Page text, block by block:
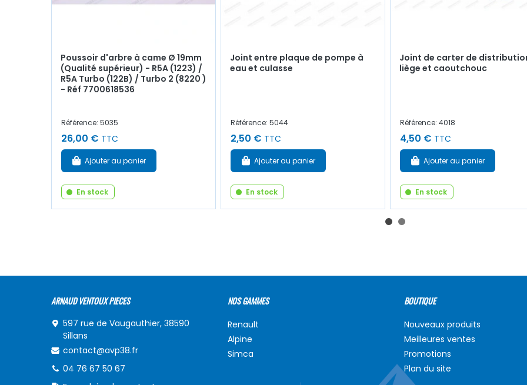
Poussoir d'arbre à came Ø 19mm
(Qualité supérieur) - R5A (1223) /
R5A Turbo (122B) / Turbo 2 (8220 )
- Réf 7700618536
Référence: 5035
26,00 € TTC
Ajouter au panier
En stock
Joint entre plaque de pompe à
eau et culasse
Référence: 5044
2,50 € TTC
Ajouter au panier
En stock
Joint de carter de
liège et caoutchouc
Référence: 4018
4,50 € TTC
Ajouter au panier
En stock
ARNAUD VENTOUX PIECES
597 rue de Vaugauthier, 38590
Sillans
contact@avp38.fr
04 76 67 50 67
NOS GAMMES
Renault
Alpine
Simca
BOUTIQUE
Nouveaux produits
Meilleures ventes
Promotions
Plan du site